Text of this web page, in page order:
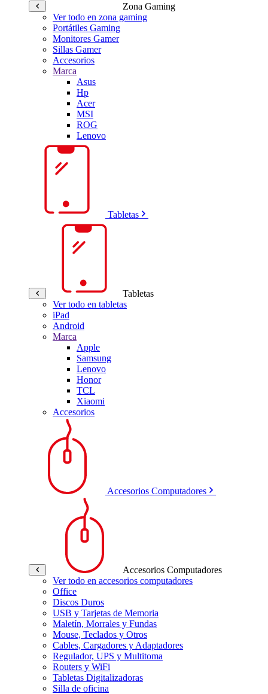
Zona Gaming
Ver todo en zona gaming
Portátiles Gaming
Monitores Gamer
Sillas Gamer
Accesorios
Marca
Asus
Hp
Acer
MSI
ROG
Lenovo
Tabletas
Tabletas
Ver todo en tabletas
iPad
Android
Marca
Apple
Samsung
Lenovo
Honor
TCL
Xiaomi
Accesorios
Accesorios Computadores
Accesorios Computadores
Ver todo en accesorios computadores
Office
Discos Duros
USB y Tarjetas de Memoria
Maletín, Morrales y Fundas
Mouse, Teclados y Otros
Cables, Cargadores y Adaptadores
Regulador, UPS y Multitoma
Routers y WiFi
Tabletas Digitalizadoras
Silla de oficina